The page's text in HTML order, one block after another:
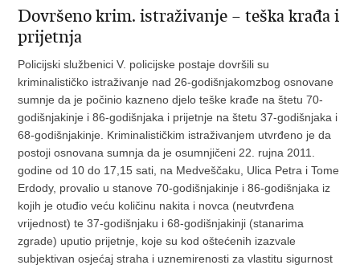
Dovršeno krim. istraživanje – teška krađa i
prijetnja
Policijski službenici V. policijske postaje dovršili su
kriminalističko istraživanje nad 26-godišnjakomzbog osnovane
sumnje da je počinio kazneno djelo teške krađe na štetu 70-
godišnjakinje i 86-godišnjaka i prijetnje na štetu 37-godišnjaka i
68-godišnjakinje. Kriminalističkim istraživanjem utvrđeno je da
postoji osnovana sumnja da je osumnjičeni 22. rujna 2011.
godine od 10 do 17,15 sati, na Medveščaku, Ulica Petra i Tome
Erdody, provalio u stanove 70-godišnjakinje i 86-godišnjaka iz
kojih je otuđio veću količinu nakita i novca (neutvrđena
vrijednost) te 37-godišnjaku i 68-godišnjakinji (stanarima
zgrade) uputio prijetnje, koje su kod oštećenih izazvale
subjektivan osjećaj straha i uznemirenosti za vlastitu sigurnost